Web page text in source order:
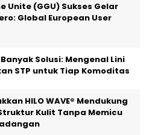
Unite (GGU) Sukses Gelar
Global European User
Solusi: Mengenal Lini
STP untuk Tiap Komoditas
HILO WAVE® Mendukung
Kulit Tanpa Memicu